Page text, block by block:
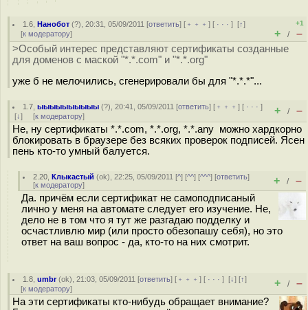
1.6 ,Нанобот (?), 20:31, 05/09/2011 [ответить] [ ﹢﹢﹢] [ · · ·][↑]
[к модератору]
+1
+ / –
>Особый интерес представляют сертификаты созданные
для доменов с маской "*.*.com" и "*.*.org"
уже б не мелочились, сгенерировали бы для "*.*.*"...
1.7 ,ыыыыыыыыыы (?), 20:41, 05/09/2011 [ответить] [ ﹢﹢﹢] [ · · ·]
[↓] [к модератору] + / –
Не, ну сертификаты *.*.com, *.*.org, *.*.any можно хардкорно
блокировать в браузере без всяких проверок подписей. Ясен
пень кто-то умный балуется.
2.20 ,Клыкастый (ok), 22:25, 05/09/2011 [^] [^^] [^^^] [ответить]
[к модератору] + / –
Да. причём если сертификат не самоподписаный
лично у меня на автомате следует его изучение. Не,
дело не в том что я тут же разгадаю подделку и
осчастливлю мир (или просто обезопашу себя), но это
ответ на ваш вопрос - да, кто-то на них смотрит.
1.8 ,umbr(ok), 21:03, 05/09/2011 [ответить] [ ﹢﹢﹢] [ · · ·][↓] [↑]
[к модератору] + / –
На эти сертификаты кто-нибудь обращает внимание?